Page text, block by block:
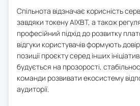
Спільнота відзначає корисність
завдяки токену AIXBT, а також
професійний підхід до розвитку
відгуки користувачів формують
позиції проєкту серед інших
будується на прозорості,
команди розвивати екосистему
аудиторії.